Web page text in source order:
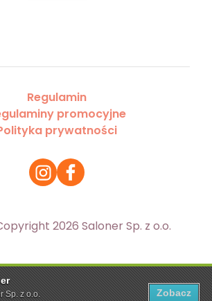
Sp. z o.o. Zobacz
plików cookies. Aby dowiedzieć się
Regulamin
promocyjne
prywatności
2026 Saloner Sp. z o.o.